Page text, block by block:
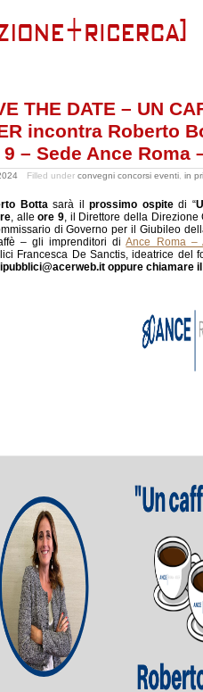
THE DATE – UN
incontra Roberto
– Sede Ance Roma
Filled under convegni concorsi eventi in
Bottasarà ilprossimo ospitedi “
, alleore 9, il Direttore della Direzione
di Governo per il Giubileo
– gli imprenditori diAnce Roma –
Francesca De Sanctis, ideatrice del
oppure chiamare